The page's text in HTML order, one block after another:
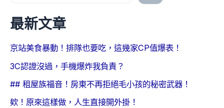
最新文章
京站美食暴動！排隊也要吃，這幾家CP值爆表！
3C認證沒過，手機爆炸我負責？
## 租屋族福音！房東不再拒絕毛小孩的秘密武器！
欸！原來這樣做，人生直接開外掛！